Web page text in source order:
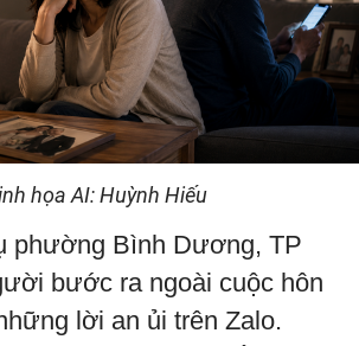
họa AI: Huỳnh Hiếu
phường Bình Dương, TP
bước ra ngoài cuộc hôn
lời an ủi trên Zalo.